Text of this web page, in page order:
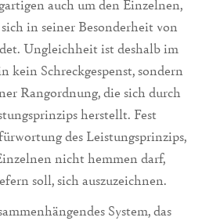
auch um den Einzelnen,
in seiner Besonderheit von
Ungleichheit ist deshalb im
kein Schreckgespenst, sondern
Rangordnung, die sich durch
herstellt. Fest
des Leistungsprinzips,
nicht hemmen darf,
soll, sich auszuzeichnen.
System, das